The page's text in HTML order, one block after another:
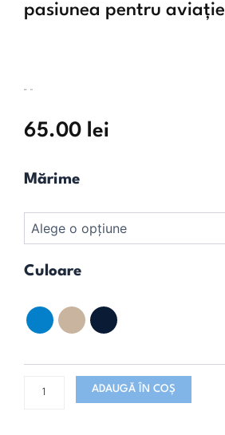
pasiunea pentru aviație
65.00 lei
Mărime
Culoare
Born
to
ADAUGĂ ÎN COȘ